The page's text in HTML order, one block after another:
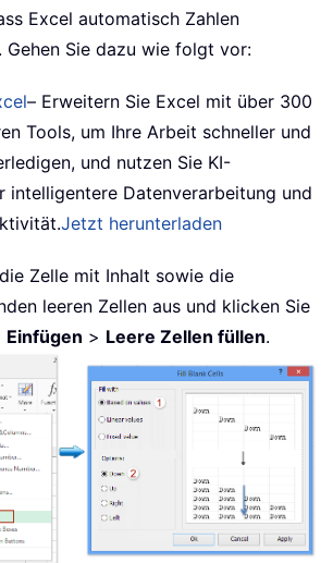
Excel automatisch Zahlen
Gehen Sie dazu wie folgt vor:
– Erweitern Sie Excel mit über 300
Tools, um Ihre Arbeit schneller und
und nutzen Sie KI-
intelligentere Datenverarbeitung und
Jetzt herunterladen
die Zelle mit Inhalt sowie die
leeren Zellen aus und klicken Sie
Einfügen > Leere Zellen füllen.